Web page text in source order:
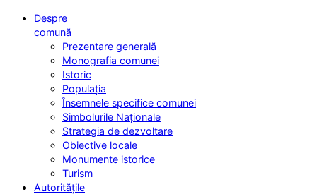
Despre
comună
Prezentare generală
Monografia comunei
Istoric
Populația
Însemnele specifice comunei
Simbolurile Naționale
Strategia de dezvoltare
Obiective locale
Monumente istorice
Turism
Autoritățile